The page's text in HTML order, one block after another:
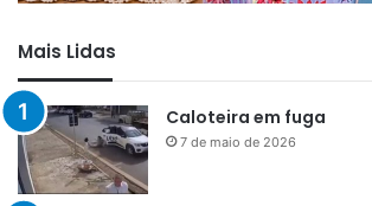
Mais Lidas
Caloteira em fuga
7 de maio de 2026